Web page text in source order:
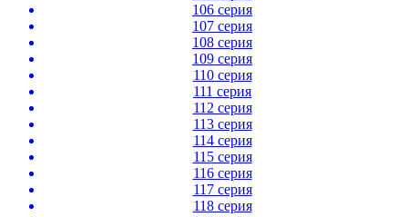
106 серия
107 серия
108 серия
109 серия
110 серия
111 серия
112 серия
113 серия
114 серия
115 серия
116 серия
117 серия
118 серия